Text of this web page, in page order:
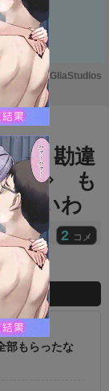
M
u
t
by GliaStudios
プと勘違
ｗ ⇒ も
しいわ
2 コメ
部もらったな